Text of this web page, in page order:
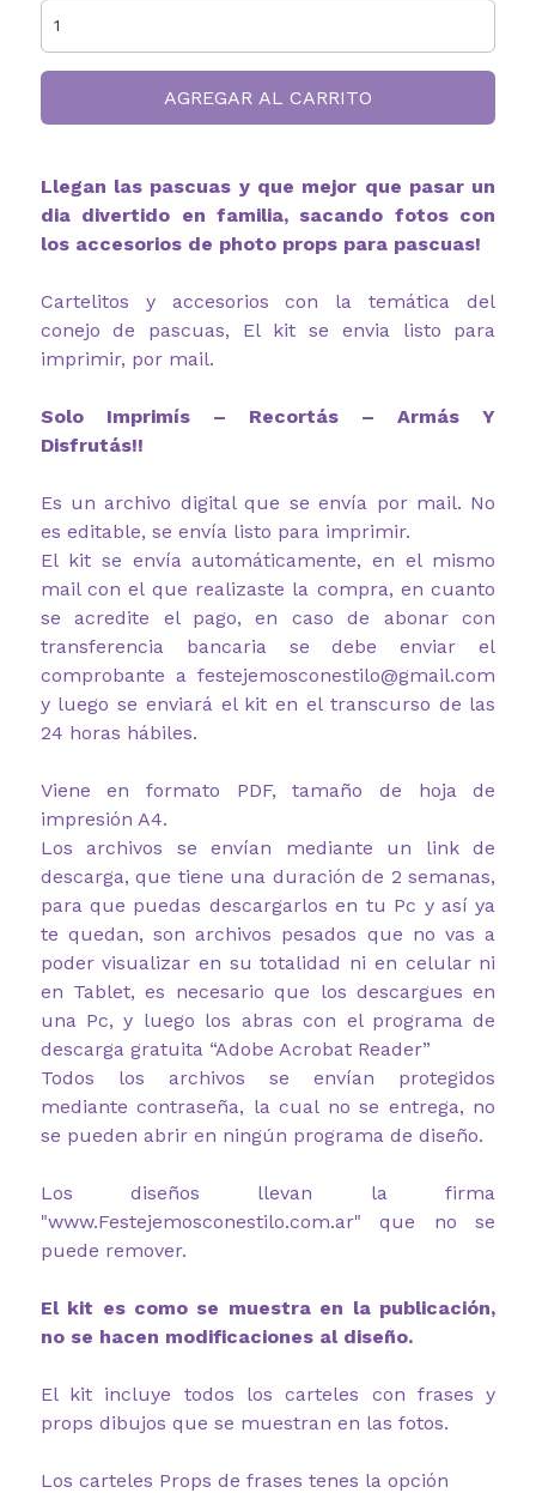
AGREGAR AL CARRITO
Llegan las pascuas y que mejor que pasar un
dia divertido en familia, sacando fotos con
los accesorios de photo props para pascuas!
Cartelitos y accesorios con la temática del
conejo de pascuas, El kit se envia listo para
imprimir, por mail.
Solo Imprimís – Recortás – Armás Y
Disfrutás!!
Es un archivo digital que se envía por mail. No
es editable, se envía listo para imprimir.
El kit se envía automáticamente, en el mismo
mail con el que realizaste la compra, en cuanto
se acredite el pago, en caso de abonar con
transferencia bancaria se debe enviar el
comprobante a festejemosconestilo@gmail.com
y luego se enviará el kit en el transcurso de las
24 horas hábiles.
Viene en formato PDF, tamaño de hoja de
impresión A4.
Los archivos se envían mediante un link de
descarga, que tiene una duración de 2 semanas,
para que puedas descargarlos en tu Pc y así ya
te quedan, son archivos pesados que no vas a
poder visualizar en su totalidad ni en celular ni
en Tablet, es necesario que los descargues en
una Pc, y luego los abras con el programa de
descarga gratuita “Adobe Acrobat Reader”
Todos los archivos se envían protegidos
mediante contraseña, la cual no se entrega, no
se pueden abrir en ningún programa de diseño.
Los diseños llevan la firma
"www.Festejemosconestilo.com.ar" que no se
puede remover.
El kit es como se muestra en la publicación,
no se hacen modificaciones al diseño.
El kit incluye todos los carteles con frases y
props dibujos que se muestran en las fotos.
Los carteles Props de frases tenes la opción